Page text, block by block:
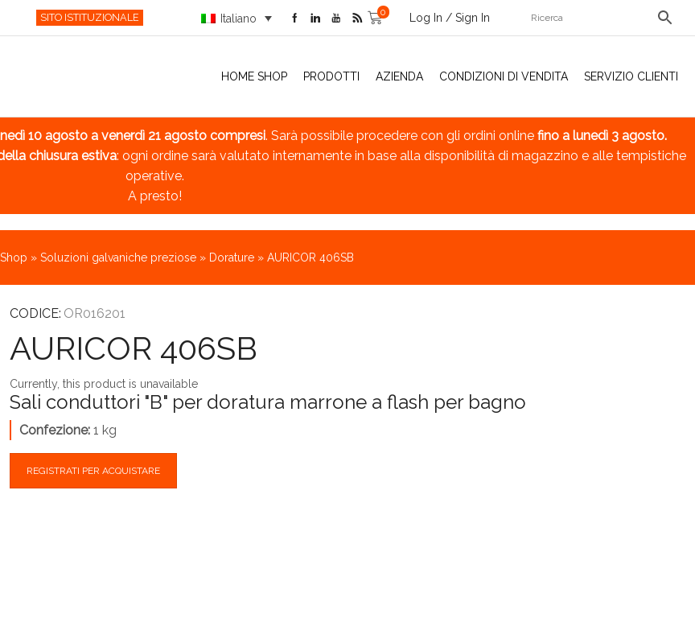
SITO ISTITUZIONALE Italiano
0 Log In / Sign In
HOME SHOP PRODOTTI AZIENDA CONDIZIONI DI VENDITA SERVIZIO CLIENTI
10 agosto a venerdì 21 agosto compresi. Sarà possibile procedere con gli ordini online fino a lunedì 3 agosto.
chiusura estiva: ogni ordine sarà valutato internamente in base alla disponibilità di magazzino e alle tempistiche
operative.
A presto!
Shop » Soluzioni galvaniche preziose » Dorature » AURICOR 406SB
CODICE: OR016201
AURICOR 406SB
Currently, this product is unavailable
Sali conduttori "B" per doratura marrone a flash per bagno
Confezione: 1 kg
REGISTRATI PER ACQUISTARE